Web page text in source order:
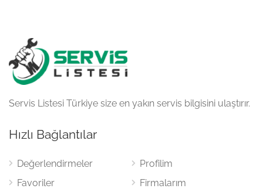
Servis Listesi Türkiye size en yakın servis bilgisini ulaştırır.
Hızlı Bağlantılar
Değerlendirmeler
Favoriler
Profilim
Firmalarım